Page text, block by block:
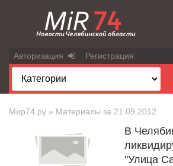
Авторизация Регистрация
Мир74.ру » Материалы за 21.09.2012
В
"Улица